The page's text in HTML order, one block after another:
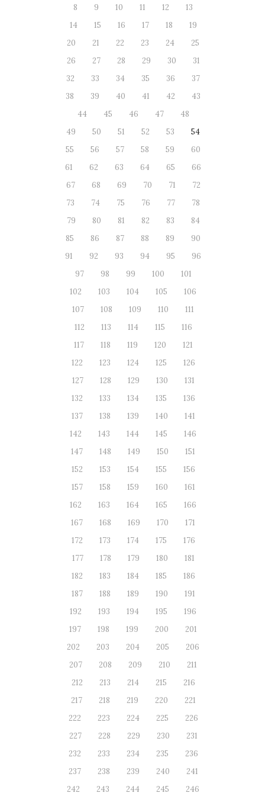
8 9 10 11 12
13
14
15 16 17 18
19
20
21 22 23 24
25
26
27 28 29 30
31
32
33 34 35 36
37
38
39 40 41 42
43
44
45 46 47
48
49
50 51 52 53
54
55
56 57 58 59
60
61
62 63 64 65
66
67
68 69 70 71
72
73
74 75 76 77
78
79
80 81 82 83
84
85
86 87 88 89
90
91
92 93 94 95
96
97
98 99 100
101
102
103 104 105
106
107
108 109 110
111
112
113 114 115
116
117
118 119 120
121
122
123 124 125
126
127
128 129 130
131
132
133 134 135
136
137
138 139 140
141
142
143 144 145
146
147
148 149 150
151
152
153 154 155
156
157
158 159 160
161
162
163 164 165
166
167
168 169 170
171
172
173 174 175
176
177
178 179 180
181
182
183 184 185
186
187
188 189 190
191
192
193 194 195
196
197
198 199 200
201
202
203 204 205
206
207
208 209 210
211
212
213 214 215
216
217
218 219 220
221
222
223 224 225
226
227
228 229 230
231
232
233 234 235
236
237
238 239 240
241
242
243 244 245
246